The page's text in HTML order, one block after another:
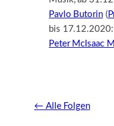
Pavlo Butorin(
bis 17.12.2020:
Peter McIsaac
← Alle Folgen